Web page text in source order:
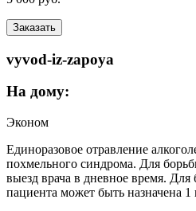
Заказать
vyvod-iz-zapoya
На дому:
Эконом
Единоразовое отравление
похмельного синдрома. Для
выезд врача в дневное время. Для
пациента может быть назначена 1